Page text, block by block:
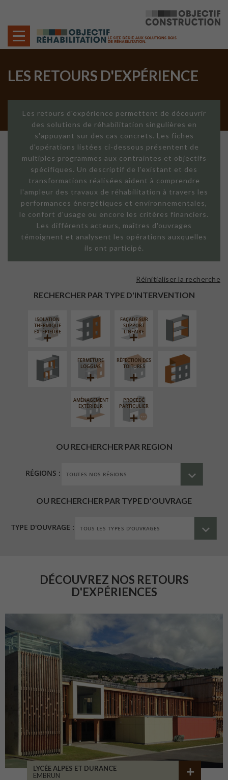
LES RETOURS D'EXPÉRIENCE
Les retours d'expérience permettent de découvrir
des solutions de réhabilitation singulières en
s'appuyant sur des cas concrets. Les fiches
d'opérations listées ci-dessous présentent de
multiples programmes aux contraintes et objectifs
spécifiques. Un descriptif de l'existant et des
transformations réalisées aident à comprendre
l'ampleur des travaux de réhabilitation à travers les
performances énergétiques et environnementales,
le confort d'usage ou encore les critères financiers.
Les différents acteurs, maîtres d'ouvrages
témoignent et analysent les opérations auxquelles
ils ont participé.
RECHERCHER PAR TYPE D'INTERVENTION
Réinitialiser la recherche
ISOLATION
THERMIQUE
EXTÉRIEURE
FAÇADE SUR
SUPPORT
LINÉAIRE
ISOLATION
INTÉRIEURE
RÉAMÉNAGEMENT
INTÉRIEUR
FERMETURE
LOGGIAS
RÉFECTION DES
TOITURES
SURÉLÉVATION
EXTENSION
AMÉNAGEMENT
EXTÉRIEUR
PROCÉDÉ
PARTICULIER
OU RECHERCHER PAR REGION
RÉGIONS :
OU RECHERCHER PAR TYPE D'OUVRAGE
TYPE D'OUVRAGE :
DÉCOUVREZ NOS RETOURS
D'EXPÉRIENCES
LYCÉE ALPES ET DURANCE
EMBRUN